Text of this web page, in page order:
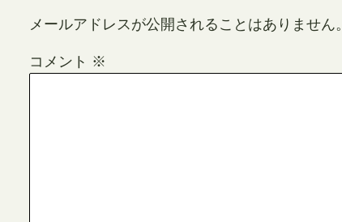
メールアドレスが公開されることはありません。
コメント ※